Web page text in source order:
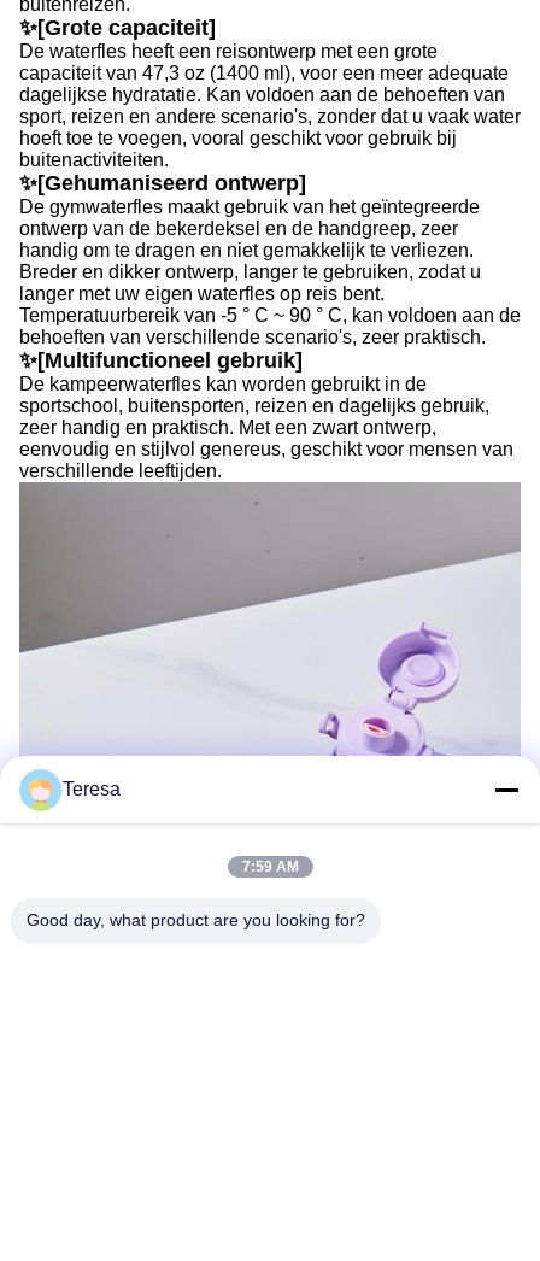
buitenreizen.
✨[Grote capaciteit]
De waterfles heeft een reisontwerp met een grote
capaciteit van 47,3 oz (1400 ml), voor een meer adequate
dagelijkse hydratatie. Kan voldoen aan de behoeften van
sport, reizen en andere scenario's, zonder dat u vaak water
hoeft toe te voegen, vooral geschikt voor gebruik bij
buitenactiviteiten.
✨[Gehumaniseerd ontwerp]
De gymwaterfles maakt gebruik van het geïntegreerde
ontwerp van de bekerdeksel en de handgreep, zeer
handig om te dragen en niet gemakkelijk te verliezen.
Breder en dikker ontwerp, langer te gebruiken, zodat u
langer met uw eigen waterfles op reis bent.
Temperatuurbereik van -5 ° C ~ 90 ° C, kan voldoen aan de
behoeften van verschillende scenario's, zeer praktisch.
✨[Multifunctioneel gebruik]
De kampeerwaterfles kan worden gebruikt in de
sportschool, buitensporten, reizen en dagelijks gebruik,
zeer handig en praktisch. Met een zwart ontwerp,
eenvoudig en stijlvol genereus, geschikt voor mensen van
verschillende leeftijden.
Teresa
7:59 AM
Good day, what product are you looking for?